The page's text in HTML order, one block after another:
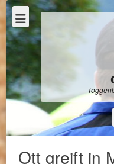
Ott greift in